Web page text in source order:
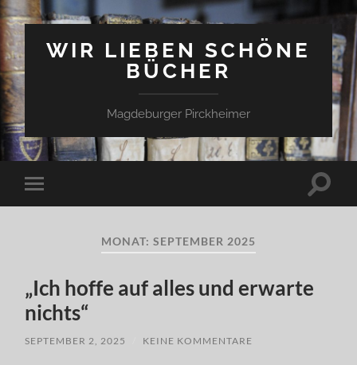
WIR LIEBEN SCHÖNE
BÜCHER
Magdeburger Pirckheimer
Mobile-
Menü
MONAT: SEPTEMBER 2025
„Ich hoffe auf alles und erwarte
nichts“
SEPTEMBER 2, 2025 KEINE KOMMENTARE